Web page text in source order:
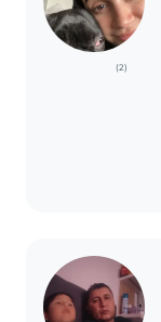
(2)